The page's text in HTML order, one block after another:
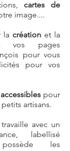
cartes de
image....
la créationet la
pages
pour vous
pour vos
pour
artisans.
avec un
labellisé
les